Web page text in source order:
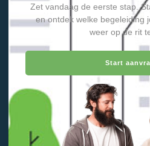
Zet vandaag de eerste stap.
en ontdek welke begeleiding
weer op de rit
Start